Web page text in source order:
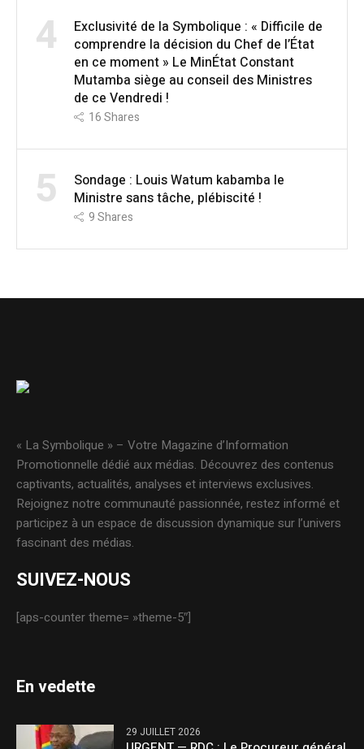
4
Exclusivité de la Symbolique : « Difficile de
comprendre la décision du Chef de l’État
en ce moment » Le MinÉtat Constant
Mutamba siège au conseil des Ministres
de ce Vendredi !
16Shares
5
Sondage : Louis Watum kabamba le
Ministre sans tâche, plébiscité !
9Shares
« La Symbolique » – Votre Magazine d’Information
Promotionnelle dédié aux médias. Découvrez des contenus
captivants, actualités, analyses et interviews exclusives.
Rejoignez notre communauté passionnée, restez informé et
participez à un espace de discussion dynamique sur l’univers
fascinant des médias.
SUIVEZ-NOUS
[aps-counter theme= »theme-5″]
En vedette
29 JUILLET 2026